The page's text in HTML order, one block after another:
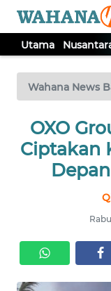
Utama
Wahana News
OXO
Ciptakan
TV
Tutup
UTAMA
NUSANTARA
SERBA-
SERBI